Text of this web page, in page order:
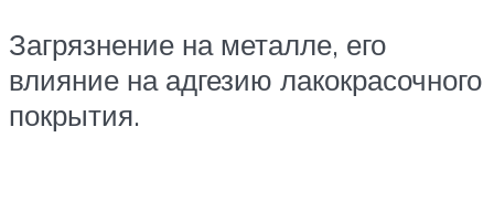
Загрязнение на металле, его
влияние на адгезию лакокрасочного
покрытия.